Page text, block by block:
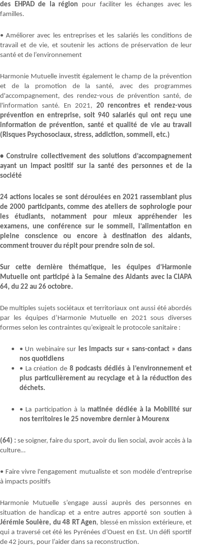
des EHPAD de la région pour faciliter les échanges avec les
familles.
• Améliorer avec les entreprises et les salariés les conditions de
travail et de vie, et soutenir les actions de préservation de leur
santé et de l’environnement
Harmonie Mutuelle investit également le champ de la prévention
et de la promotion de la santé, avec des programmes
d'accompagnement, des rendez-vous de prévention santé, de
l'information santé. En 2021, 20 rencontres et rendez-vous
prévention en entreprise, soit 940 salariés qui ont reçu une
information de prévention, santé et qualité de vie au travail
(Risques Psychosociaux, stress, addiction, sommeil, etc.)
• Construire collectivement des solutions d’accompagnement
ayant un impact positif sur la santé des personnes et de la
société
24 actions locales se sont déroulées en 2021 rassemblant plus
de 2000 participants, comme des ateliers de sophrologie pour
les étudiants, notamment pour mieux appréhender les
examens, une conférence sur le sommeil, l’alimentation en
pleine conscience ou encore à destination des aidants,
comment trouver du répit pour prendre soin de soi.
Sur cette dernière thématique, les équipes d’Harmonie
Mutuelle ont participé à la Semaine des Aidants avec la CIAPA
64, du 22 au 26 octobre.
De multiples sujets sociétaux et territoriaux ont aussi été abordés
par les équipes d’Harmonie Mutuelle en 2021 sous diverses
formes selon les contraintes qu’exigeait le protocole sanitaire :
• Un webinaire sur les impacts sur « sans-contact » dans
nos quotidiens
• La création de 8 podcasts dédiés à l’environnement et
plus particulièrement au recyclage et à la réduction des
déchets.
• La participation à la matinée dédiée à la Mobilité sur
nos territoires le 25 novembre dernier à Mourenx
(64) :se soigner, faire du sport, avoir du lien social, avoir accès à la
culture…
• Faire vivre l'engagement mutualiste et son modèle d'entreprise
à impacts positifs
Harmonie Mutuelle s’engage aussi auprès des personnes en
situation de handicap et a entre autres apporté son soutien à
Jérémie Soulère, du 48 RT Agen, blessé en mission extérieure, et
qui a traversé cet été les Pyrénées d’Ouest en Est. Un défi sportif
de 42 jours, pour l’aider dans sa reconstruction.